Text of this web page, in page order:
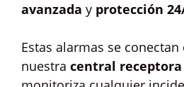
avanzada y protección
Estas alarmas se
nuestra central